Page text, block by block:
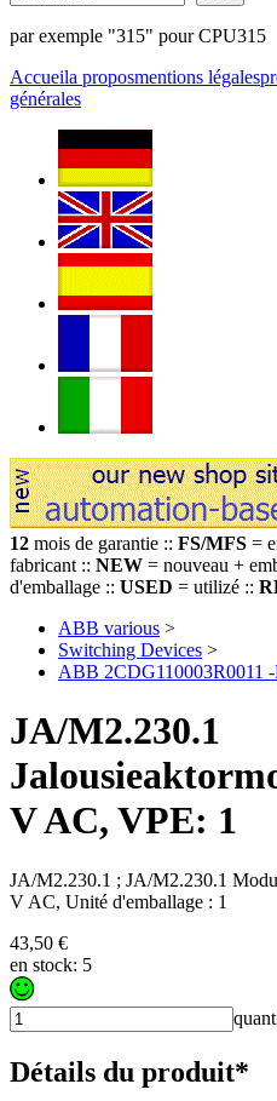
par exemple "315" pour CPU315
Accueila proposmentions légales
générales
12 mois de garantie :: FS/MFS =
fabricant :: NEW = nouveau +
d'emballage :: USED = utilizé ::
ABB various >
Switching Devices >
ABB 2CDG110003R0011
JA/M2.230.1
V AC, VPE: 1
JA/M2.230.1 ; JA/M2.230.1
V AC, Unité d'emballage : 1
43,50 €
en stock: 5
Détails du produit*